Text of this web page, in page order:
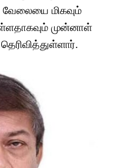
வேலையை மிகவும்
முன்னாள்